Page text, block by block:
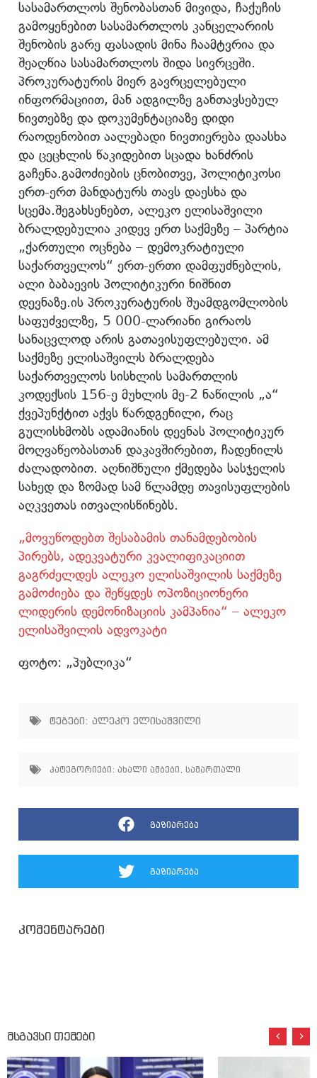
სასამართლოს შენობასთან მივიდა, ჩაქუჩის
გამოყენებით სასამართლოს კანცელარიის
შენობის გარე ფასადის მინა ჩაამტვრია და
შეაღწია სასამართლოს შიდა სივრცეში.
პროკურატურის მიერ გავრცელებული
ინფორმაციით, მან ადგილზე განთავსებულ
ნივთებზე და დოკუმენტაციაზე დიდი
რაოდენობით აალებადი ნივთიერება დაასხა
და ცეცხლის წაკიდებით სცადა ხანძრის
გაჩენა.გამოძიების ცნობითვე, პოლიტიკოსი
ერთ-ერთ მანდატურს თავს დაესხა და
სცემა.შეგახსენებთ, ალეკო ელისაშვილი
ბრალდებულია კიდევ ერთ საქმეზე – პარტია
„ქართული ოცნება – დემოკრატიული
საქართველოს“ ერთ-ერთი დამფუძნებლის,
ალი ბაბაევის პოლიტიკური ნიშნით
დევნაზე.ის პროკურატურის შუამდგომლობის
საფუძველზე, 5 000-ლარიანი გირაოს
სანაცვლოდ არის გათავისუფლებული. ამ
საქმეზე ელისაშვილს ბრალდება
საქართველოს სისხლის სამართლის
კოდექსის 156-ე მუხლის მე-2 ნაწილის „ა“
ქვეპუნქტით აქვს წარდგენილი, რაც
გულისხმობს ადამიანის დევნას პოლიტიკურ
მოღვაწეობასთან დაკავშირებით, ჩადენილს
ძალადობით. აღნიშნული ქმედება სასჯელის
სახედ და ზომად სამ წლამდე თავისუფლების
აღკვეთას ითვალისწინებს.
„მოვუწოდებთ შესაბამის თანამდებობის
პირებს, ადეკვატური კვალიფიკაციით
გაგრძელდეს ალეკო ელისაშვილის საქმეზე
გამოძიება და შეწყდეს ოპოზიციონერი
ლიდერის დემონიზაციის კამპანია“ – ალეკო
ელისაშვილის ადვოკატი
ფოტო: „პუბლიკა“
ტეგები: ალეკო ელისაშვილი
კატეგორიები: ახალი ამბები , სამართალი
გაზიარება
გაზიარება
კომენტარები
მსგავსი თემები